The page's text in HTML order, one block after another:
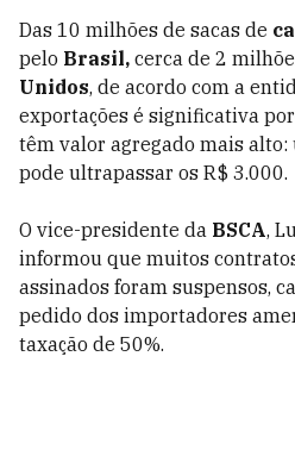
Das 10 milhões de sacas de
pelo Brasil, cerca de 2
Unidos, de acordo com a
exportações é significativa
têm valor agregado mais
pode ultrapassar os R$ 3.000.
O vice-presidente da BSCA,
informou que muitos
assinados foram suspensos,
pedido dos importadores
taxação de 50%.